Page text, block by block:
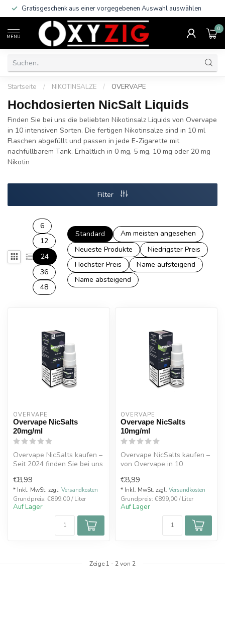
Gratisgeschenk aus einer vorgegebenen Auswahl auswählen
MENU
0
Startseite / NIKOTINSALZE / OVERVAPE
Hochdosierten NicSalt Liquids
Finden Sie bei uns die beliebten Nikotinsalz Liquids von Overvape
in 10 intensiven Sorten. Die fertigen Nikotinsalze sind in 10 ml
Flaschen abgefüllt und passen in jede E-Zigarette mit
nachfüllbarem Tank. Erhältlich in 0 mg, 5 mg, 10 mg oder 20 mg
Nikotin
Filter
6
12
24
36
48
Standard
Am meisten angesehen
Neueste Produkte
Niedrigster Preis
Höchster Preis
Name aufsteigend
Name absteigend
OVERVAPE
Overvape NicSalts
20mg/ml
Overvape NicSalts kaufen –
Seit 2024 finden Sie bei uns
€8,99
* Inkl. MwSt. zzgl. Versandkosten
Grundpreis: €899,00 / Liter
Auf Lager
OVERVAPE
Overvape NicSalts
10mg/ml
Overvape NicSalts kaufen –
von Overvape in 10
fertigen Ni...
€8,99
* Inkl. MwSt. zzgl. Versandkosten
Grundpreis: €899,00 / Liter
Auf Lager
Zeige 1 - 2von 2